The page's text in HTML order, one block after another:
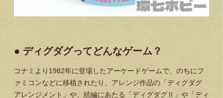
● ディグダグってどんなゲーム？
コナミより1982年に登場したアーケードゲームで、のちにフ
ァミコンなどに移植されたり、アレンジ作品の「ディグダグ
アレンジメント」や、続編にあたる「ディグダグⅡ」や「ディ